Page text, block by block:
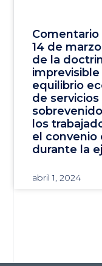
14 de
de la
equilibrio
de
los
el convenio
durante la
abril 1, 2024